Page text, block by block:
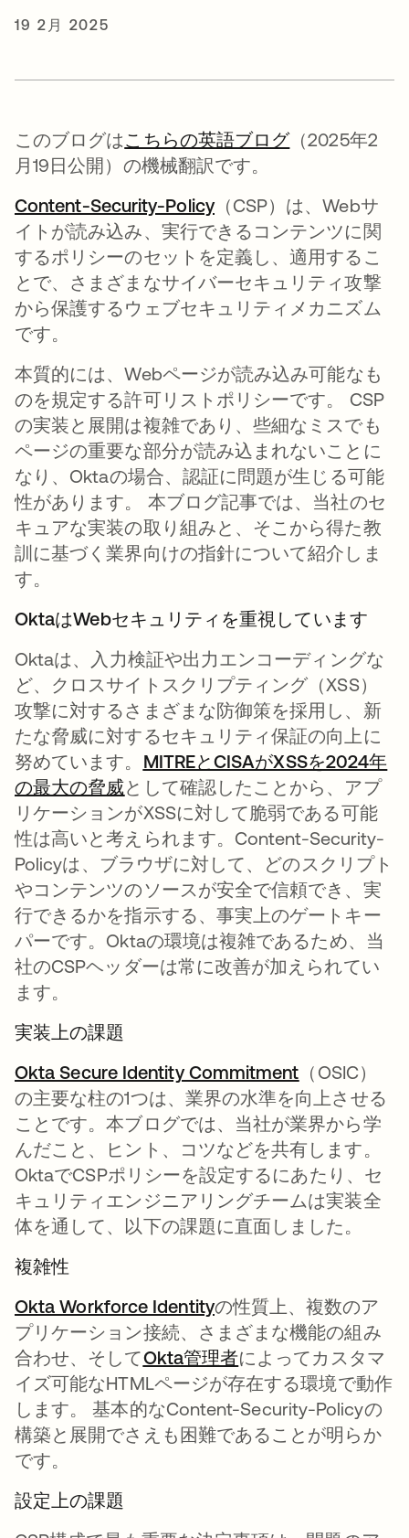
19 2月 2025
このブログはこちらの英語ブログ（2025年2
月19日公開）の機械翻訳です。
Content-Security-Policy（CSP）は、Webサ
イトが読み込み、実行できるコンテンツに関
するポリシーのセットを定義し、適用するこ
とで、さまざまなサイバーセキュリティ攻撃
から保護するウェブセキュリティメカニズム
です。
本質的には、Webページが読み込み可能なも
のを規定する許可リストポリシーです。 CSP
の実装と展開は複雑であり、些細なミスでも
ページの重要な部分が読み込まれないことに
なり、Oktaの場合、認証に問題が生じる可能
性があります。 本ブログ記事では、当社のセ
キュアな実装の取り組みと、そこから得た教
訓に基づく業界向けの指針について紹介しま
す。
OktaはWebセキュリティを重視しています
Oktaは、入力検証や出力エンコーディングな
ど、クロスサイトスクリプティング（XSS）
攻撃に対するさまざまな防御策を採用し、新
たな脅威に対するセキュリティ保証の向上に
努めています。 MITREとCISAがXSSを2024年
の最大の脅威として確認したことから、アプ
リケーションがXSSに対して脆弱である可能
性は高いと考えられます。Content-Security-
Policyは、ブラウザに対して、どのスクリプト
やコンテンツのソースが安全で信頼でき、実
行できるかを指示する、事実上のゲートキー
パーです。Oktaの環境は複雑であるため、当
社のCSPヘッダーは常に改善が加えられてい
ます。
実装上の課題
Okta Secure Identity Commitment （OSIC）
の主要な柱の1つは、業界の水準を向上させる
ことです。本ブログでは、当社が業界から学
んだこと、ヒント、コツなどを共有します。
OktaでCSPポリシーを設定するにあたり、セ
キュリティエンジニアリングチームは実装全
体を通して、以下の課題に直面しました。
複雑性
Okta Workforce Identityの性質上、複数のア
プリケーション接続、さまざまな機能の組み
合わせ、そしてOkta管理者によってカスタマ
イズ可能なHTMLページが存在する環境で動作
します。 基本的なContent-Security-Policyの
構築と展開でさえも困難であることが明らか
です。
設定上の課題